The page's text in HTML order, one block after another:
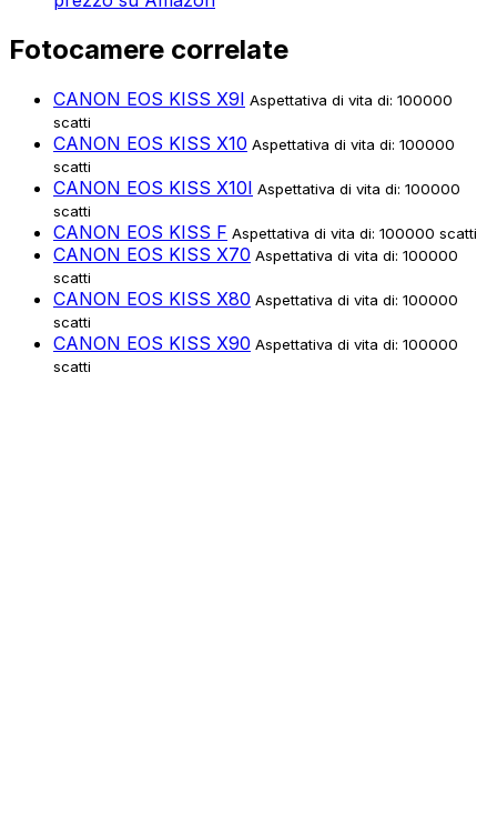
Fotocamere correlate
CANON EOS KISS X9I Aspettativa di vita di: 100000
scatti
CANON EOS KISS X10 Aspettativa di vita di: 100000
scatti
CANON EOS KISS X10I Aspettativa di vita di: 100000
scatti
CANON EOS KISS F Aspettativa di vita di: 100000 scatti
CANON EOS KISS X70 Aspettativa di vita di: 100000
scatti
CANON EOS KISS X80 Aspettativa di vita di: 100000
scatti
CANON EOS KISS X90 Aspettativa di vita di: 100000
scatti